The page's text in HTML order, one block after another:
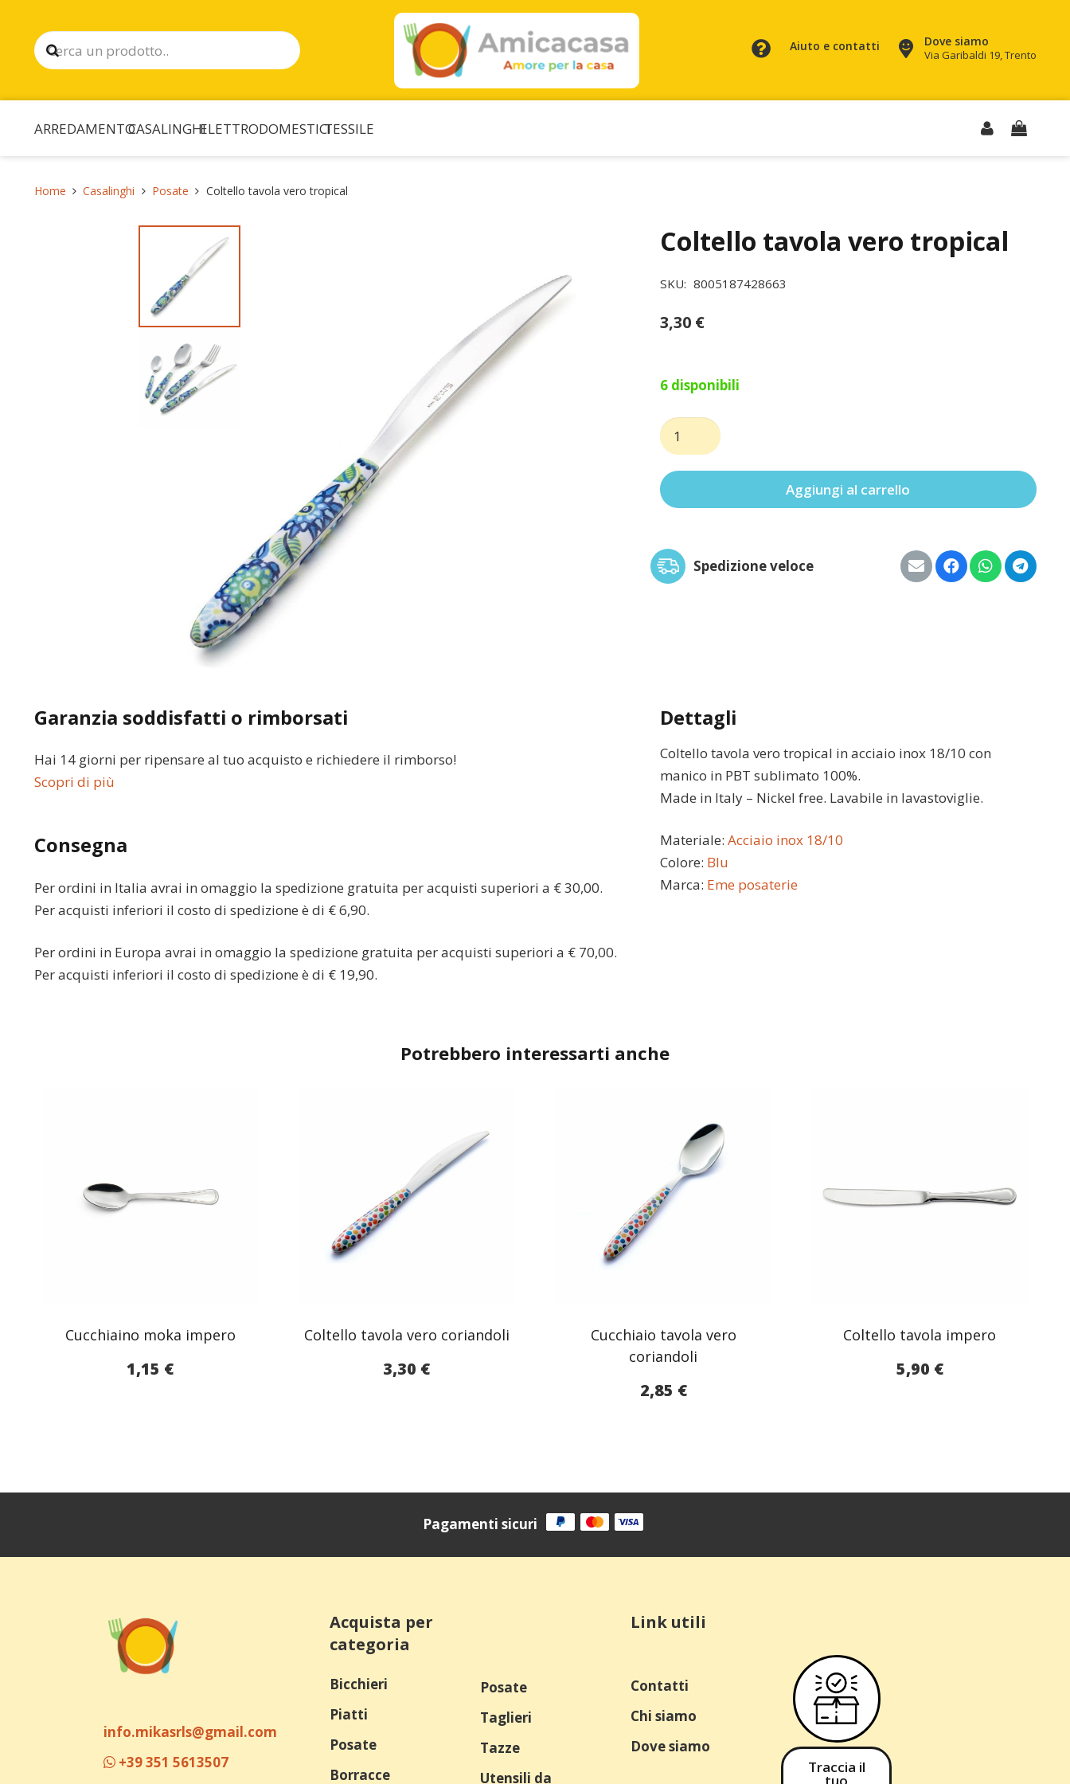
Aiuto e contatti Dove siamo
Via Garibaldi 19, Trento
ARREDAMENTOCASALINGHIELETTRODOMESTICITESSILE
Home Casalinghi Posate Coltello tavola vero tropical
Coltello tavola vero tropical
SKU: 8005187428663
3,30 €
6 disponibili
Coltello
tavola
vero
tropical
Aggiungi al carrello
Spedizione veloce
Garanzia soddisfatti o rimborsati
Hai 14 giorni per ripensare al tuo acquisto e richiedere il rimborso!
Scopri di più
Consegna
Per ordini in Italia avrai in omaggio la spedizione gratuita per acquisti superiori a € 30,00.
Per acquisti inferiori il costo di spedizione è di € 6,90.
Per ordini in Europa avrai in omaggio la spedizione gratuita per acquisti superiori a € 70,00.
Per acquisti inferiori il costo di spedizione è di € 19,90.
Dettagli
Coltello tavola vero tropical in acciaio inox 18/10 con
manico in PBT sublimato 100%.
Made in Italy – Nickel free. Lavabile in lavastoviglie.
Materiale: Acciaio inox 18/10
Colore: Blu
Marca: Eme posaterie
Potrebbero interessarti anche
Cucchiaino moka impero
1,15 €
Coltello tavola vero coriandoli
3,30 €
Cucchiaio tavola vero
coriandoli
2,85 €
Coltello tavola impero
5,90 €
Pagamenti sicuri
info.mikasrls@gmail.com
+39 351 5613507
Acquista per
categoria
Bicchieri
Piatti
Posate
Borracce
Posate
Taglieri
Tazze
Utensili da
Link utili
Contatti
Chi siamo
Dove siamo
Traccia il
tuo